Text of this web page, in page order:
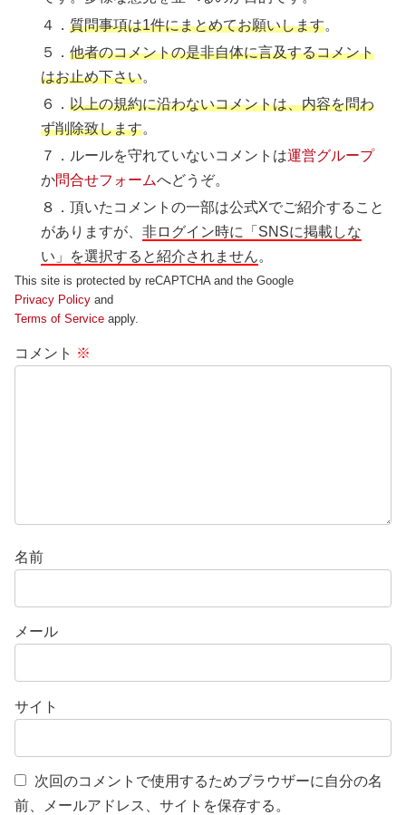
４．質問事項は1件にまとめてお願いします。
５．他者のコメントの是非自体に言及するコメント
はお止め下さい。
６．以上の規約に沿わないコメントは、内容を問わ
ず削除致します。
７．ルールを守れていないコメントは運営グループ
か問合せフォームへどうぞ。
８．頂いたコメントの一部は公式Xでご紹介すること
がありますが、非ログイン時に「SNSに掲載しな
い」を選択すると紹介されません。
This site is protected by reCAPTCHA and the Google
Privacy Policy and
Terms of Service apply.
コメント ※
名前
メール
サイト
次回のコメントで使用するためブラウザーに自分の名
前、メールアドレス、サイトを保存する。